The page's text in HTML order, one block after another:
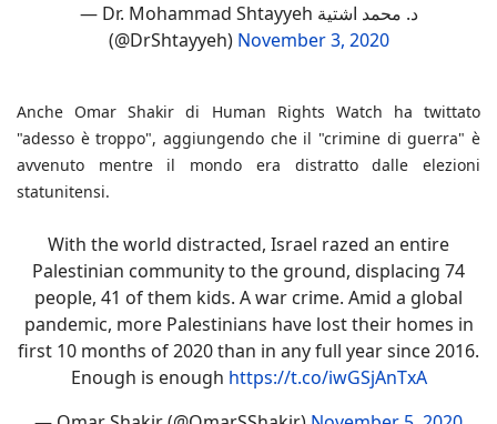
— Dr. Mohammad Shtayyeh د. محمد اشتية
(@DrShtayyeh) November 3, 2020
Anche Omar Shakir di Human Rights Watch ha twittato
"adesso è troppo", aggiungendo che il "crimine di guerra" è
avvenuto mentre il mondo era distratto dalle elezioni
statunitensi.
With the world distracted, Israel razed an entire
Palestinian community to the ground, displacing 74
people, 41 of them kids. A war crime. Amid a global
pandemic, more Palestinians have lost their homes in
first 10 months of 2020 than in any full year since 2016.
Enough is enough https://t.co/iwGSjAnTxA